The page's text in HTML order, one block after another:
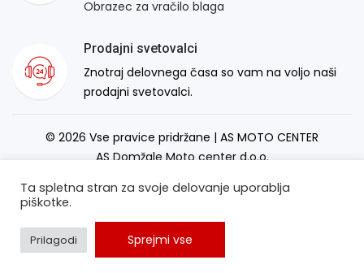
Obrazec za vračilo blaga
Prodajni svetovalci
Znotraj delovnega časa so vam na voljo naši
prodajni svetovalci.
© 2026 Vse pravice pridržane | AS MOTO CENTER
AS Domžale Moto center d.o.o.
Ta spletna stran za svoje delovanje uporablja
piškotke.
Prilagodi Sprejmi vse